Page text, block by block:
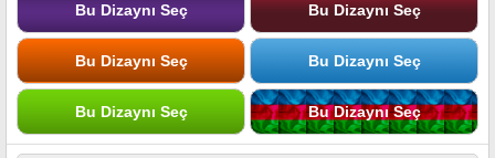
Bu Dizaynı Seç Bu Dizaynı Seç
Bu Dizaynı Seç Bu Dizaynı Seç
Bu Dizaynı Seç Bu Dizaynı Seç